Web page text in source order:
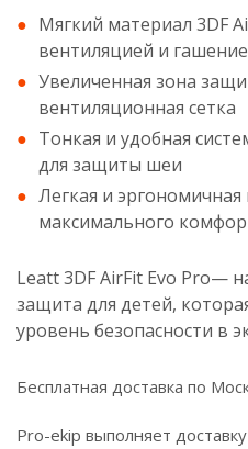
Мягкий материал 3DF
вентиляцией и
Увеличенная зона
вентиляционная сетка
Тонкая и удобная
для защиты шеи
Легкая и эргономичная
максимального
Leatt 3DF AirFit Evo Pro—
защита для детей,
уровень безопасности в
Бесплатная доставка по
Pro-ekip выполняет